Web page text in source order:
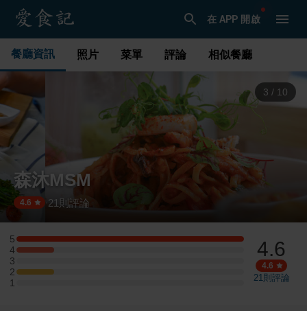
在 APP 開啟
餐廳資訊 照片 菜單 評論 相似餐廳
3 / 10
森沐MSM
4.6 ·21 則評論
5
5 星：6 則評論
4
4 星：1 則評論
3
3 星：0 則評論
2
2 星：1 則評論
1
1 星：0 則評論
4.6
4.6
21則評論